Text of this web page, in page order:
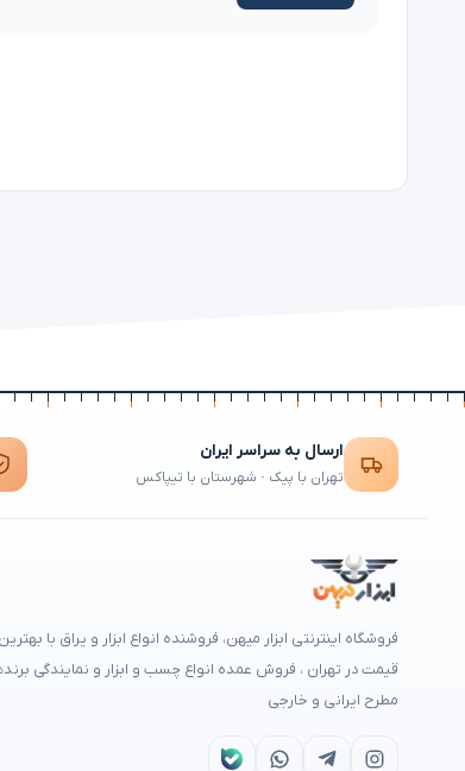
ارسال به سراسر ایران
تهران با پیک · شهرستان با تیپاکس
فروشگاه اینترنتی ابزار میهن، فروشنده انواع ابزار و یراق با بهترین
قیمت در تهران ، فروش عمده انواع چسب و ابزار و نمایندگی
مطرح ایرانی و خارجی